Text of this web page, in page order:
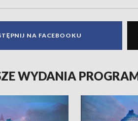
NA FACEBOOKU
WYDANIA